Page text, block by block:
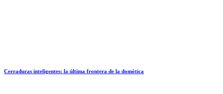
Cerraduras inteligentes: la última frontera de la domótica